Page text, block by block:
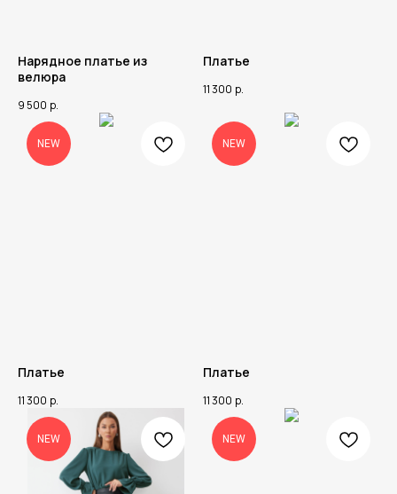
Нарядное платье из
велюра
9 500 р.
Платье
11 300 р.
NEW
Платье
11 300 р.
NEW
Платье
11 300 р.
NEW NEW